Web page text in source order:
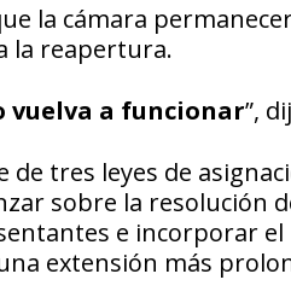
la cámara
la reapertura.
vuelva a funcionar”,
tres leyes de
sobre la resolución
e incorporar el
extensión más